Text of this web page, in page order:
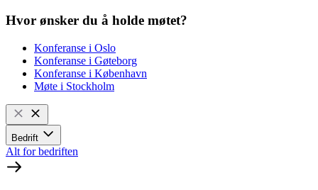
Hvor ønsker du å holde møtet?
Konferanse i Oslo
Konferanse i Gøteborg
Konferanse i København
Møte i Stockholm
Bedrift
Alt for bedriften